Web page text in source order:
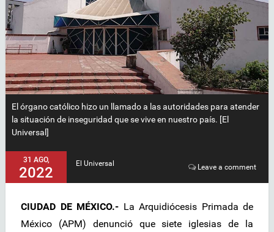
El órgano católico hizo un llamado a las autoridades para atender
la situación de inseguridad que se vive en nuestro país. [El
Universal]
31 AGO,
2022
El Universal Leave a comment
CIUDAD DE MÉXICO.- La Arquidiócesis Primada de
México (APM) denunció que siete iglesias de la